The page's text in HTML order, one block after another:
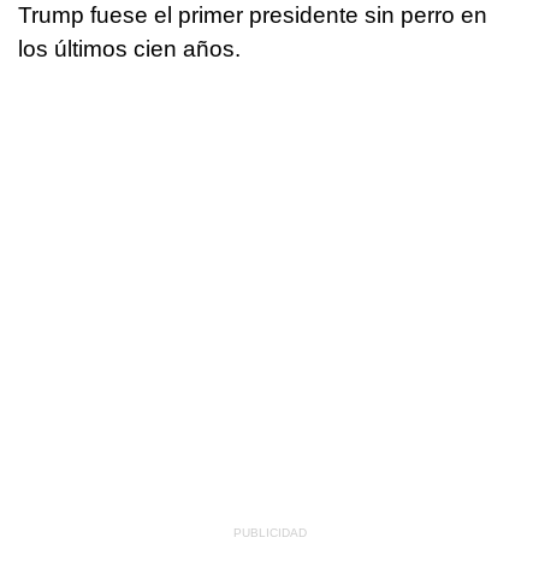
Trump fuese el primer presidente sin perro en
los últimos cien años.